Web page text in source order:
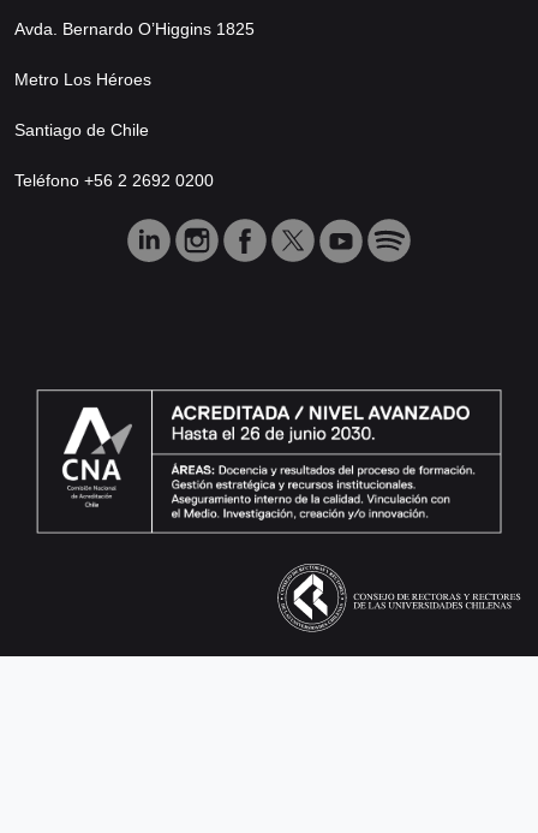
Avda. Bernardo O’Higgins 1825
Metro Los Héroes
Santiago de Chile
Teléfono +56 2 2692 0200